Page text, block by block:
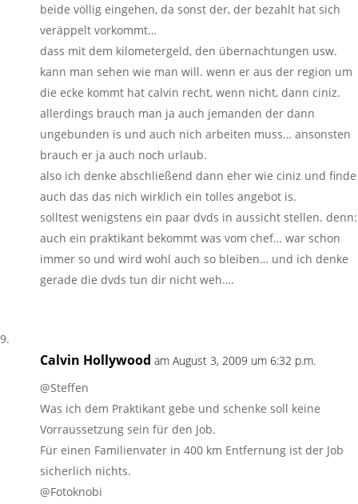
beide völlig eingehen, da sonst der, der bezahlt hat sich
veräppelt vorkommt…
dass mit dem kilometergeld, den übernachtungen usw.
kann man sehen wie man will. wenn er aus der region um
die ecke kommt hat calvin recht, wenn nicht, dann ciniz.
allerdings brauch man ja auch jemanden der dann
ungebunden is und auch nich arbeiten muss… ansonsten
brauch er ja auch noch urlaub.
also ich denke abschließend dann eher wie ciniz und finde
auch das das nich wirklich ein tolles angebot is.
solltest wenigstens ein paar dvds in aussicht stellen. denn:
auch ein praktikant bekommt was vom chef… war schon
immer so und wird wohl auch so bleiben… und ich denke
gerade die dvds tun dir nicht weh….
Calvin Hollywood am August 3, 2009 um 6:32 p.m.
@Steffen
Was ich dem Praktikant gebe und schenke soll keine
Vorraussetzung sein für den Job.
Für einen Familienvater in 400 km Entfernung ist der Job
sicherlich nichts.
@Fotoknobi